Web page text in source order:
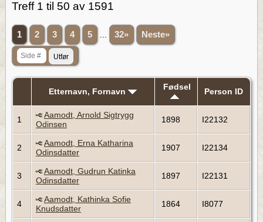
Treff 1 til 50 av 1591
1 2 3 4 5 32» Neste»
Etternavn, Fornavn Fødsel Person ID
1
Aamodt, Arnold Sigtrygg
Odinsen
1898 I22132
2
Aamodt, Erna Katharina
Odinsdatter
1907 I22134
3
Aamodt, Gudrun Katinka
Odinsdatter
1897 I22131
4
Aamodt, Kathinka Sofie
Knudsdatter
1864 I8077